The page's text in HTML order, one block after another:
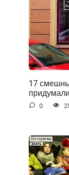
17
0